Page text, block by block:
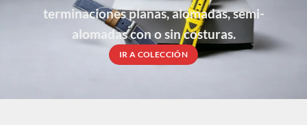
terminaciones planas, alomadas, semi-
alomadas con o sin costuras.
IR A COLECCIÓN